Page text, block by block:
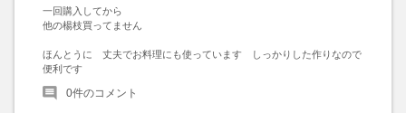
一回購入してから
他の楊枝買ってません
ほんとうに　丈夫でお料理にも使っています　しっかりした作りなので
便利です
0件のコメント